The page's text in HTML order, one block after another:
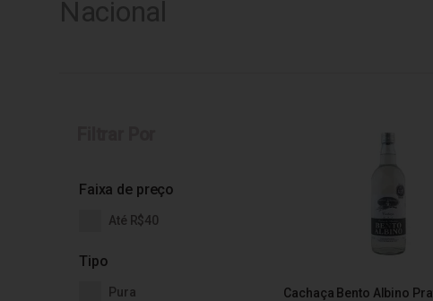
Tipo
Pura
Faixa de preço
Até R$40
Cachaça Bento Albino